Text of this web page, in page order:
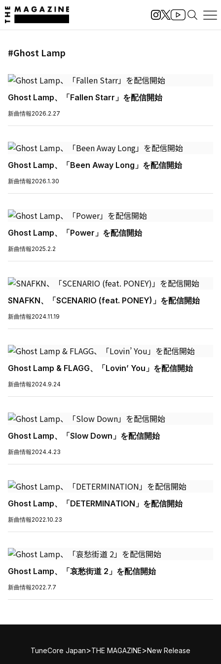
#Ghost Lamp
Ghost Lamp、「Fallen Starr」を配信開始
新曲情報2026.2.27
Ghost Lamp、「Been Away Long」を配信開始
新曲情報2026.1.30
Ghost Lamp、「Power」を配信開始
新曲情報2025.2.2
SNAFKN、「SCENARIO (feat. PONEY)」を配信開始
新曲情報2024.11.19
Ghost Lamp & FLAGG、「Lovin’ You」を配信開始
新曲情報2024.9.24
Ghost Lamp、「Slow Down」を配信開始
新曲情報2024.4.23
Ghost Lamp、「DETERMINATION」を配信開始
新曲情報2022.10.23
Ghost Lamp、「哀愁街道 2」を配信開始
新曲情報2022.7.7
TuneCore Japan>THE MAGAZINE>New Release